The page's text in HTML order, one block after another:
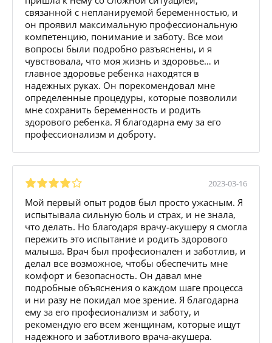
связанной с непланируемой беременностью, и
он проявил максимальную профессиональную
компетенцию, понимание и заботу. Все мои
вопросы были подробно разъяснены, и я
чувствовала, что моя жизнь и здоровье… и
главное здоровье ребенка находятся в
надежных руках. Он порекомендовал мне
определенные процедуры, которые позволили
мне сохранить беременность и родить
здорового ребенка. Я благодарна ему за его
профессионализм и доброту.
2023-03-16
Мой первый опыт родов был просто ужасным. Я
испытывала сильную боль и страх, и не знала,
что делать. Но благодаря врачу-акушеру я смогла
пережить это испытание и родить здорового
малыша. Врач был професионален и заботлив, и
делал все возможное, чтобы обеспечить мне
комфорт и безопасность. Он давал мне
подробные объяснения о каждом шаге процесса
и ни разу не покидал мое зрение. Я благодарна
ему за его професионализм и заботу, и
рекомендую его всем женщинам, которые ищут
надежного и заботливого врача-акушера.